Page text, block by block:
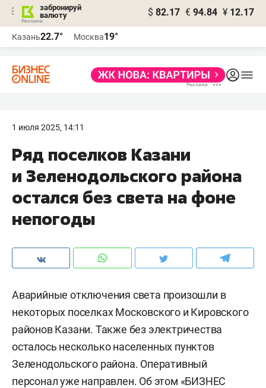
забронируй
валюту
$ 82.17 € 94.84 ¥ 12.17
Казань22.7° Москва19°
1 июля 2025, 14:11
Ряд поселков Казани
и Зеленодольского района
остался без света на фоне
непогоды
Аварийные отключения света произошли в
некоторых поселках Московского и Кировского
районов Казани. Также без электричества
осталось несколько населенных пунктов
Зеленодольского района. Оперативный
персонал уже направлен. Об этом «БИЗНЕС